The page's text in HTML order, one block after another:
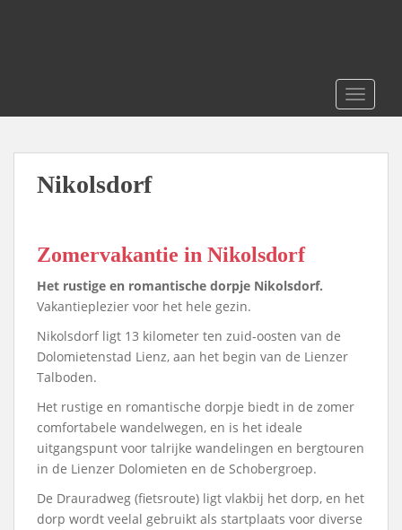
o
Nikolsdorf
Zomervakantie in Nikolsdorf
Het rustige en romantische dorpje Nikolsdorf.
Vakantieplezier voor het hele gezin.
Nikolsdorf ligt 13 kilometer ten zuid-oosten van de
Dolomietenstad Lienz, aan het begin van de Lienzer
Talboden.
Het rustige en romantische dorpje biedt in de zomer
comfortabele wandelwegen, en is het ideale
uitgangspunt voor talrijke wandelingen en bergtouren
in de Lienzer Dolomieten en de Schobergroep.
De Drauradweg (fietsroute) ligt vlakbij het dorp, en het
dorp wordt veelal gebruikt als startplaats voor diverse